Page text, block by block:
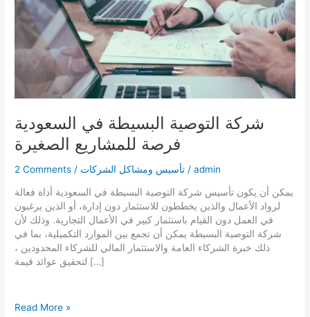
شركة التوصية البسيطة في السعودية
فرصة للمشاريع الصغيرة
2 Comments / تأسيس ومشاكل الشركات /admin
يمكن أن يكون تأسيس شركة التوصية البسيطة في السعودية أداة فعالة
لرواد الأعمال والذين يخططون للاستثمار دون إدارة، أو الذين يرغبون
في العمل دون القيام باستثمار كبير في الأعمال التجارية. وذلك لأن
شركة التوصية البسيطة يمكن أن تجمع بين الموارد التكميلية، بما في
ذلك خبرة الشركاء العامة والاستثمار المالي للشركاء المحدودين ،
لتحقيق عوائد قيمة […]
شركة
Read More »